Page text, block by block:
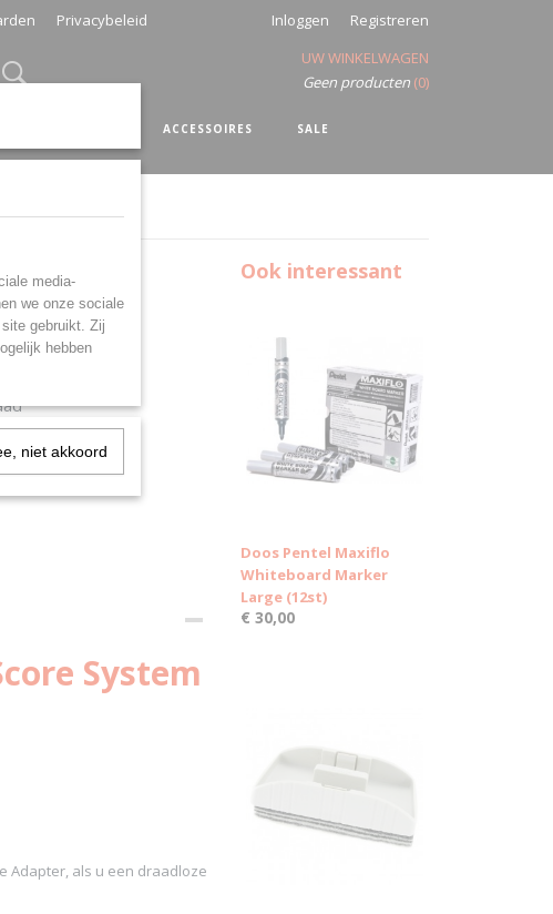
Privacybeleid Inloggen
Registreren
UW WINKELWAGEN
Geen producten (0)
ACCESSOIRES SALE
System
Adapter, als u een draadloze
Ook interessant
Doos Pentel Maxiflo
Whiteboard Marker
Large (12st)
€ 30,00
media-
we onze sociale
gebruikt. Zij
hebben
niet akkoord